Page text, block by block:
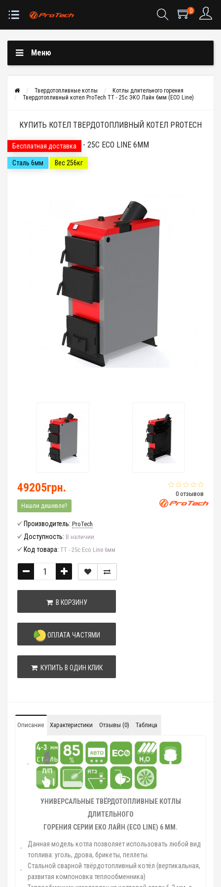
0
Меню
Твердотопливные котлы
Котлы длительного горения
Твердотопливный котел ProTech ТТ - 25с ЭКО Лайн 6мм (ECO Line)
КУПИТЬ КОТЕЛ ТВЕРДОТОПЛИВНЫЙ КОТЕЛ PROTECH
ТТ - 25С ECO LINE 6ММ
Бесплатная доставка
Сталь 6мм Вес 256кг
0 отзывов
49205грн.
Нашли дешевле?
Производитель: ProTech
Доступность: В наличии
Код товара: ТТ - 25с Eco Line 6мм
В КОРЗИНУ
ОПЛАТА ЧАСТЯМИ
КУПИТЬ В ОДИН КЛИК
Описание Характеристики Отзывы (0) Таблица
УНИВЕРСАЛЬНЫЕ ТВЁРДОТОПЛИВНЫЕ КОТЛЫ
ДЛИТЕЛЬНОГО
ГОРЕНИЯ СЕРИИ ЕКО ЛАЙН (ECO LINE) 6 ММ.
Данная модель котла позволяет использовать любой вид
топлива: уголь, дрова, брикеты, пеллеты.
Стальной сварной твёрдотопливный котёл (вертикальная,
развитая компоновка теплообменника)